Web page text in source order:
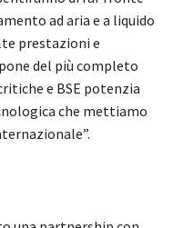
ad aria e a liquido
prestazioni e
del più completo
e BSE potenzia
che mettiamo